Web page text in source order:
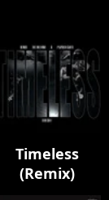
Timeless
(Remix)